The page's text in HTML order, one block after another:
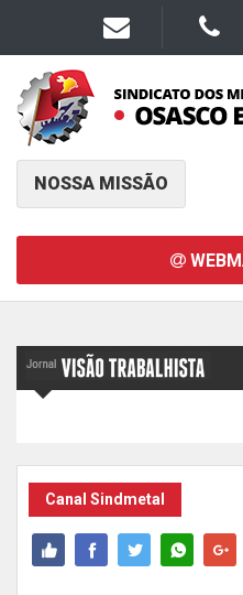
NOSSA MISSÃO
Canal Sindmetal